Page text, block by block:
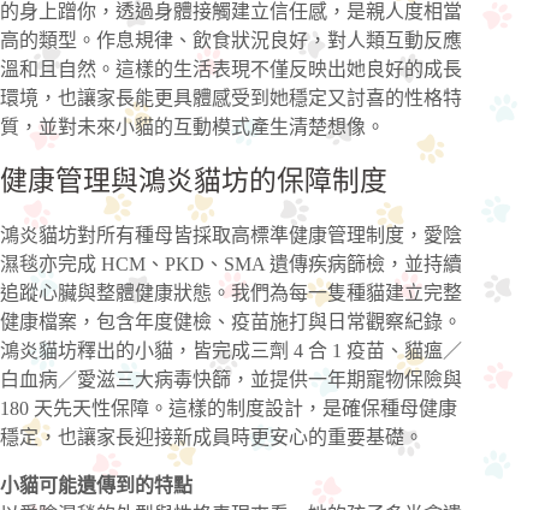
的身上蹭你，透過身體接觸建立信任感，是親人度相當
高的類型。作息規律、飲食狀況良好，對人類互動反應
溫和且自然。這樣的生活表現不僅反映出她良好的成長
環境，也讓家長能更具體感受到她穩定又討喜的性格特
質，並對未來小貓的互動模式產生清楚想像。
健康管理與鴻炎貓坊的保障制度
鴻炎貓坊對所有種母皆採取高標準健康管理制度，愛陰
濕毯亦完成 HCM、PKD、SMA 遺傳疾病篩檢，並持續
追蹤心臟與整體健康狀態。我們為每一隻種貓建立完整
健康檔案，包含年度健檢、疫苗施打與日常觀察紀錄。
鴻炎貓坊釋出的小貓，皆完成三劑 4 合 1 疫苗、貓瘟／
白血病／愛滋三大病毒快篩，並提供一年期寵物保險與
180 天先天性保障。這樣的制度設計，是確保種母健康
穩定，也讓家長迎接新成員時更安心的重要基礎。
小貓可能遺傳到的特點